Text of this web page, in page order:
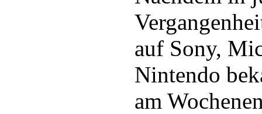
auf Sony,
Nintendo
am